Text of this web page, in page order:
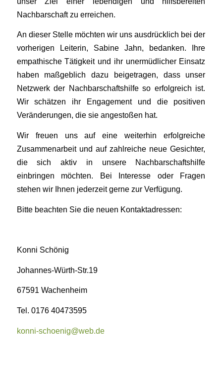
Nachbarschaft zu erreichen.
An dieser Stelle möchten wir uns ausdrücklich bei der
vorherigen Leiterin, Sabine Jahn, bedanken. Ihre
empathische Tätigkeit und ihr unermüdlicher Einsatz
haben maßgeblich dazu beigetragen, dass unser
Netzwerk der Nachbarschaftshilfe so erfolgreich ist.
Wir schätzen ihr Engagement und die positiven
Veränderungen, die sie angestoßen hat.
Wir freuen uns auf eine weiterhin erfolgreiche
Zusammenarbeit und auf zahlreiche neue Gesichter,
die sich aktiv in unsere Nachbarschaftshilfe
einbringen möchten. Bei Interesse oder Fragen
stehen wir Ihnen jederzeit gerne zur Verfügung.
Bitte beachten Sie die neuen Kontaktadressen:
Konni Schönig
Johannes-Würth-Str.19
67591 Wachenheim
Tel. 0176 40473595
konni-schoenig@web.de